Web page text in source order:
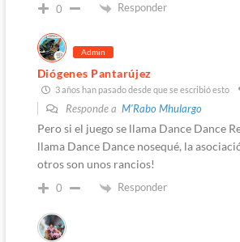
0 Responder
Admin
Diógenes Pantarújez
3 años han pasado desde que se escribió esto
Responde a M'Rabo Mhulargo
Pero si el juego se llama Dance Dance
llama Dance Dance nosequé, la
otros son unos rancios!
0 Responder